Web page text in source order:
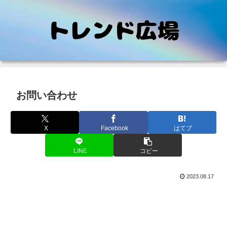
お問い合わせ
X Facebook はてブ
LINE コピー
2023.08.17